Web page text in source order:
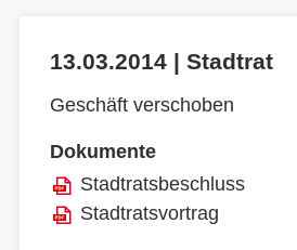
13.03.2014 | Stadtrat
Geschäft verschoben
Dokumente
Stadtratsbeschluss
Stadtratsvortrag